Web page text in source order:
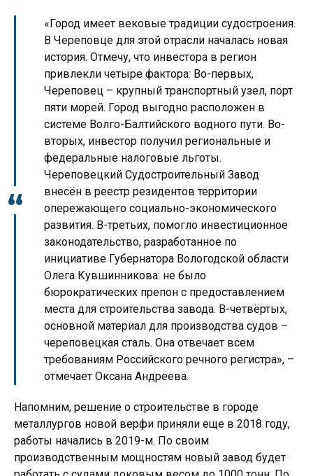
«Город имеет вековые традиции судостроения.
В Череповце для этой отрасли началась новая
история. Отмечу, что инвестора в регион
привлекли четыре фактора: Во-первых,
Череповец – крупный транспортный узел, порт
пяти морей. Город выгодно расположен в
системе Волго-Балтийского водного пути. Во-
вторых, инвестор получил региональные и
федеральные налоговые льготы.
Череповецкий Судостроительный Завод
внесён в реестр резидентов территории
опережающего социально-экономического
развития. В-третьих, помогло инвестиционное
законодательство, разработанное по
инициативе Губернатора Вологодской области
Олега Кувшинникова: не было
бюрократических препон с предоставлением
места для строительства завода. В-четвёртых,
основной материал для производства судов –
череповецкая сталь. Она отвечает всем
требованиям Российского речного регистра», –
отмечает Оксана Андреева.
Напомним, решение о строительстве в городе
металлургов новой верфи приняли еще в 2018 году,
работы начались в 2019-м. По своим
производственным мощностям новый завод будет